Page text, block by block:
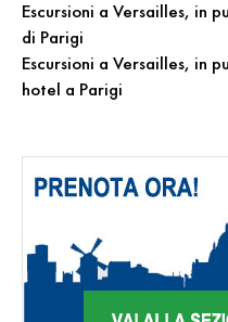
Escursioni a Versailles, in
di Parigi
Escursioni a Versailles, in
hotel a Parigi